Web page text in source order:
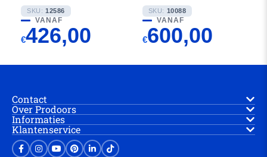
SKU: 12586
VANAF
€426,00
SKU: 10088
VANAF
€600,00
Contact
Over Prodoors
Informaties
Klantenservice